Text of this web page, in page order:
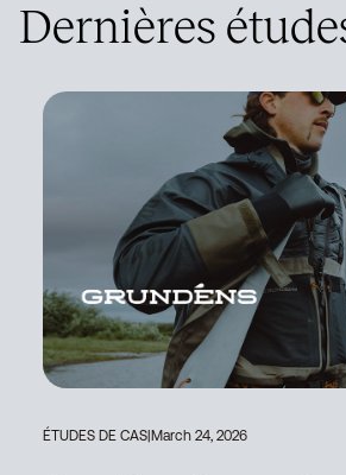
Dernières
ÉTUDES DE CAS March 24, 2026